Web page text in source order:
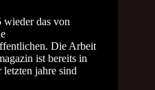
das von
Die Arbeit
ist bereits in
jahre sind